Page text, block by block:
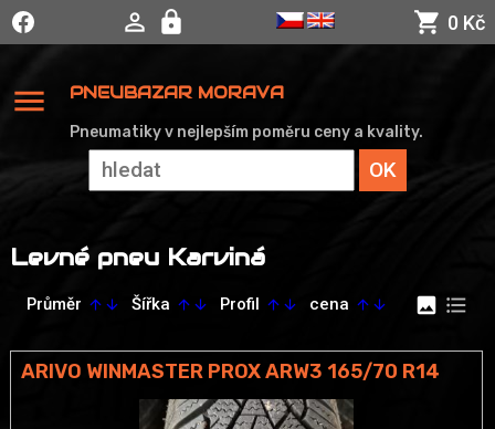
0 Kč
menu PNEUBAZAR MORAVA
Pneumatiky v nejlepším poměru ceny a kvality.
Levné pneu Karviná
Průměr arrow_upward arrow_downward Šířka arrow_upward arrow_downward Profil arrow_upward arrow_downward cena arrow_upward arrow_downward image format_list_bulleted
ARIVO WINMASTER PROX ARW3 165/70 R14